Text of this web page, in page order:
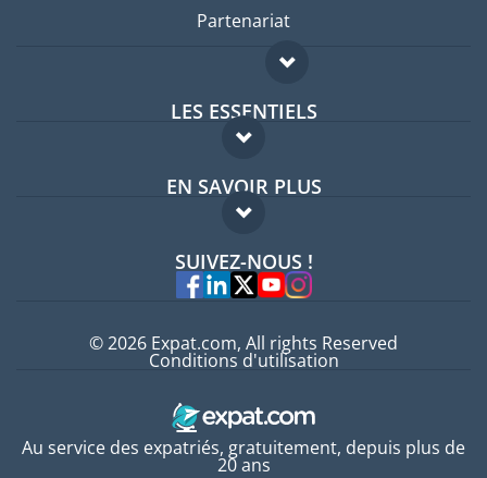
Partenariat
LES ESSENTIELS
Forum expatriés
Guides pays
EN SAVOIR PLUS
FAQ
Experts
SUIVEZ-NOUS !
Au service des expatriés, gratuitement, depuis plus de
20 ans
© 2026 Expat.com, All rights Reserved
Conditions d'utilisation